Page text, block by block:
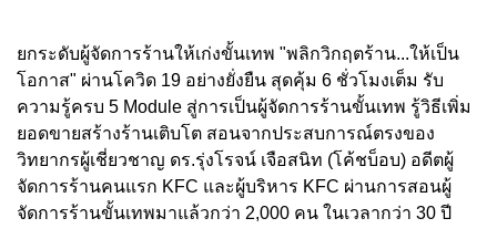
ยกระดับผู้จัดการร้านให้เก่งขั้นเทพ "พลิกวิกฤตร้าน...ให้เป็น
โอกาส" ผ่านโควิด 19 อย่างยั่งยืน สุดคุ้ม 6 ชั่วโมงเต็ม รับ
ความรู้ครบ 5 Module สู่การเป็นผู้จัดการร้านขั้นเทพ รู้วิธีเพิ่ม
ยอดขายสร้างร้านเติบโต สอนจากประสบการณ์ตรงของ
วิทยากรผู้เชี่ยวชาญ ดร.รุ่งโรจน์ เจือสนิท (โค้ชบ็อบ) อดีตผู้
จัดการร้านคนแรก KFC และผู้บริหาร KFC ผ่านการสอนผู้
จัดการร้านขั้นเทพมาแล้วกว่า 2,000 คน ในเวลากว่า 30 ปี